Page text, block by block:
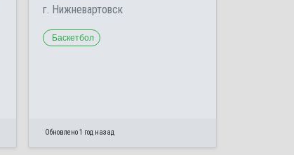
г. Нижневартовск
Баскетбол
Обновлено 1 год назад